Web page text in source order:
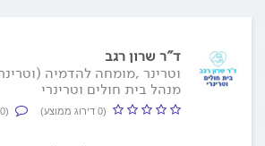
ד"ר שרון רגב
וטרינר ,מומחה להדמיה
מנהל בית חולים וטרינרי
(0 דירוג ממוצע) (0 חוות דעת)